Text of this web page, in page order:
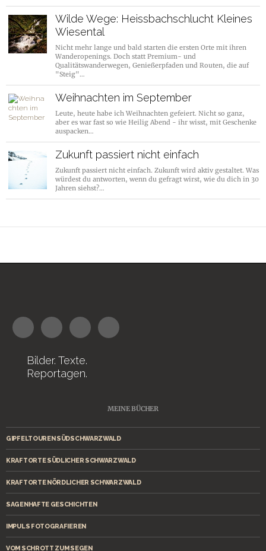
Wilde Wege: Heissbachschlucht Kleines
Wiesental
Nicht mehr lange und bald starten die ersten Orte mit ihren
Wanderopenings. Doch statt Premium- und
Qualitätswanderwegen, Genießerpfaden und Routen, die auf
"Steig"…
Weihnachten im September
Leute, heute habe ich Weihnachten gefeiert. Nicht so ganz,
aber es war fast so wie Heilig Abend - ihr wisst, mit Geschenke
auspacken…
Zukunft passiert nicht einfach
Zukunft passiert nicht einfach. Zukunft wird aktiv gestaltet. Was
würdest du antworten, wenn du gefragt wirst, wie du dich in 30
Jahren siehst?…
Bilder. Texte.
Reportagen.
MEINE BÜCHER
GIPFELTOUREN SÜDSCHWARZWALD
KRAFTORTE SÜDLICHER SCHWARZWALD
KRAFTORTE NÖRDLICHER SCHWARZWALD
SAGENHAFTE GESCHICHTEN
IMPULS FOTOGRAFIEREN
VOM SCHROTT ZUM SEGEN